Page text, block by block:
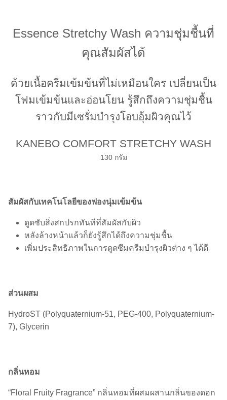
Essence Stretchy Wash ความชุ่มชื้นที่
คุณสัมผัสได้
ด้วยเนื้อครีมเข้มข้นที่ไม่เหมือนใคร เปลี่ยนเป็น
โฟมเข้มข้นและอ่อนโยน รู้สึกถึงความชุ่มชื้น
ราวกับมีเซรั่มบำรุงโอบอุ้มผิวคุณไว้
KANEBO COMFORT STRETCHY WASH
130 กรัม
สัมผัสกับเทคโนโลยีของฟองนุ่มเข้มข้น
ดูดซับสิ่งสกปรกทันทีที่สัมผัสกับผิว
หลังล้างหน้าแล้วก็ยังรู้สึกได้ถึงความชุ่มชื้น
เพิ่มประสิทธิภาพในการดูดซึมครีมบำรุงผิวต่าง ๆ ได้ดี
ส่วนผสม
HydroST (Polyquaternium-51, PEG-400, Polyquaternium-
7), Glycerin
กลิ่นหอม
“Floral Fruity Fragrance” กลิ่นหอมที่ผสมผสานกลิ่นของดอก